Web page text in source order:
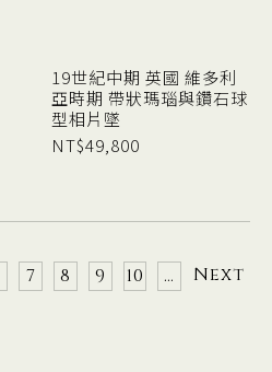
19世紀中期 英國 維多利
亞時期 帶狀瑪瑙與鑽石球
型相片墜
NT$49,800
7 8 9 10 … Next